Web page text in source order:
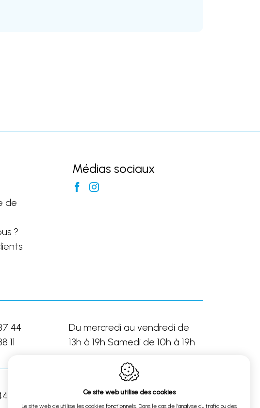
de
?
Médias sociaux
44
11
Du mercredi au vendredi de
13h à 19h Samedi de 10h à 19h
28 Sur rendez-vous
Ce site web utilise des cookies
Le site web de utilise les cookies fonctionnels. Dans le cas de l'analyse du trafic ou des